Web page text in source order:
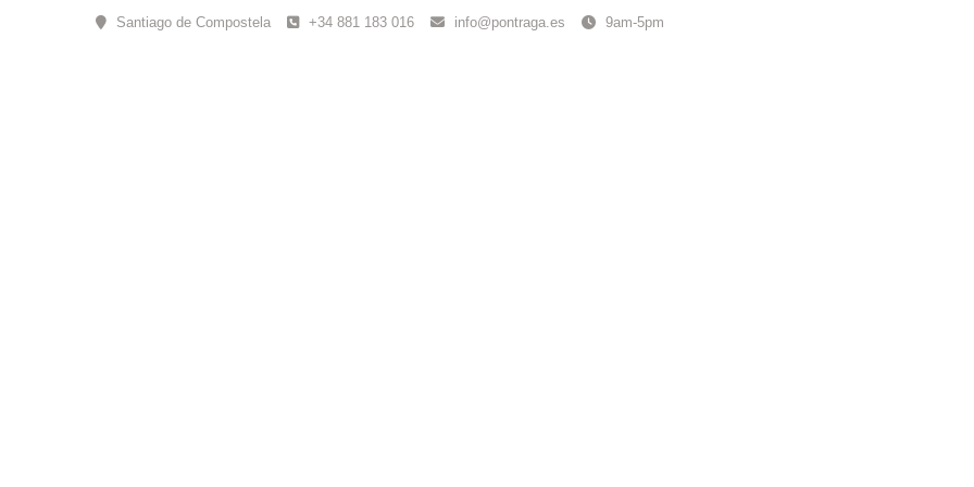
Santiago de Compostela +34 881 183 016 info@pontraga.es 9am-5pm